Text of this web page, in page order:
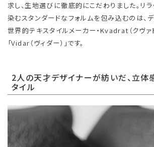
求し、生地選びに徹底的にこだわりました。リ
染むスタンダードなフォルムを包み込むのは、
世界的テキスタイルメーカー・Kvadrat（クヴァ
「Vidar（ヴィダー）」です。
2人の天才デザイナーが紡いだ、立体
タイル